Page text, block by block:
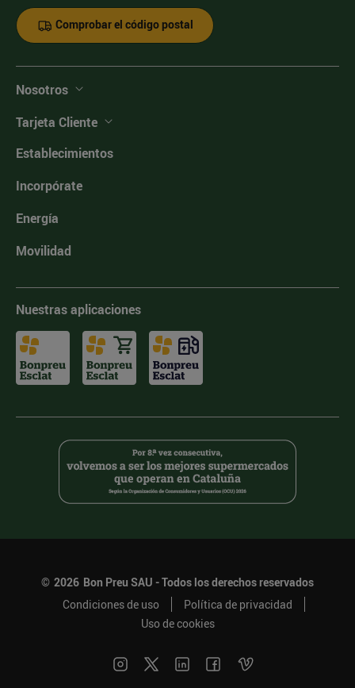
Comprobar el código postal
Nosotros
Tarjeta Cliente
Establecimientos
Incorpórate
Energía
Movilidad
Nuestras aplicaciones
© 2026 Bon Preu SAU - Todos los derechos reservados
Condiciones de uso
Política de privacidad
Uso de cookies